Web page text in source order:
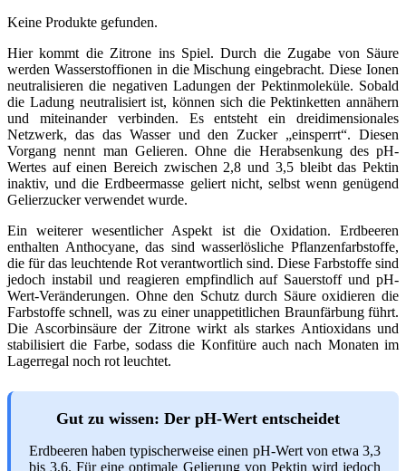
Keine Produkte gefunden.
Hier kommt die Zitrone ins Spiel. Durch die Zugabe von Säure
werden Wasserstoffionen in die Mischung eingebracht. Diese Ionen
neutralisieren die negativen Ladungen der Pektinmoleküle. Sobald
die Ladung neutralisiert ist, können sich die Pektinketten annähern
und miteinander verbinden. Es entsteht ein dreidimensionales
Netzwerk, das das Wasser und den Zucker „einsperrt“. Diesen
Vorgang nennt man Gelieren. Ohne die Herabsenkung des pH-
Wertes auf einen Bereich zwischen 2,8 und 3,5 bleibt das Pektin
inaktiv, und die Erdbeermasse geliert nicht, selbst wenn genügend
Gelierzucker verwendet wurde.
Ein weiterer wesentlicher Aspekt ist die Oxidation. Erdbeeren
enthalten Anthocyane, das sind wasserlösliche Pflanzenfarbstoffe,
die für das leuchtende Rot verantwortlich sind. Diese Farbstoffe sind
jedoch instabil und reagieren empfindlich auf Sauerstoff und pH-
Wert-Veränderungen. Ohne den Schutz durch Säure oxidieren die
Farbstoffe schnell, was zu einer unappetitlichen Braunfärbung führt.
Die Ascorbinsäure der Zitrone wirkt als starkes Antioxidans und
stabilisiert die Farbe, sodass die Konfitüre auch nach Monaten im
Lagerregal noch rot leuchtet.
Gut zu wissen: Der pH-Wert entscheidet
Erdbeeren haben typischerweise einen pH-Wert von etwa 3,3
bis 3,6. Für eine optimale Gelierung von Pektin wird jedoch